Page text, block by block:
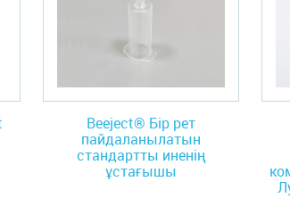
Beeject® Бір рет
пайдаланылатын
стандартты иненің
ұстағышы